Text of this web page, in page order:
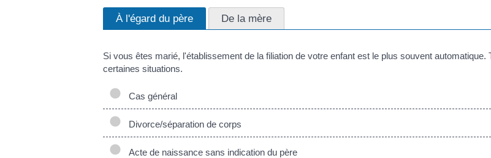
À l'égard du père De la mère
Si vous êtes marié, l'établissement de la filiation de votre enfant est le plus souvent
certaines situations.
Cas général
Divorce/séparation de corps
Acte de naissance sans indication du père